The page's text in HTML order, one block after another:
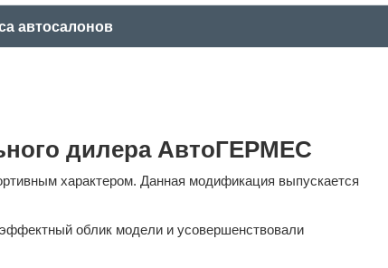
автосалонов
дилера АвтоГЕРМЕС
характером. Данная модификация выпускается
облик модели и усовершенствовали